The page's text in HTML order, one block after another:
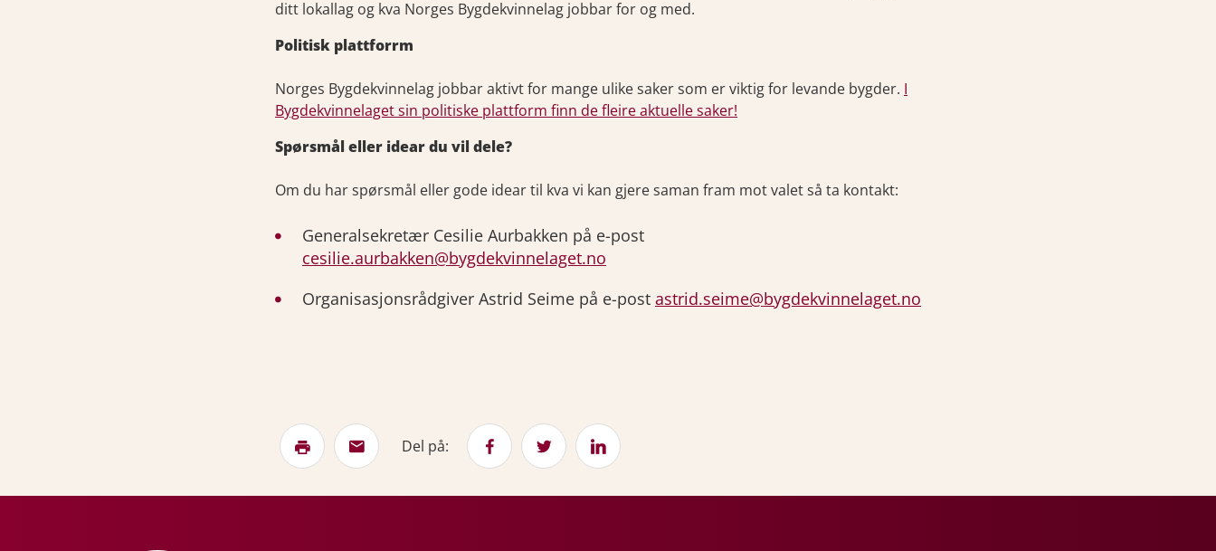
ditt lokallag og kva Norges Bygdekvinnelag jobbar for og med.
Politisk plattforrm
Norges Bygdekvinnelag jobbar aktivt for mange ulike saker som er viktig for levande bygder. I
Bygdekvinnelaget sin politiske plattform finn de fleire aktuelle saker!
Spørsmål eller idear du vil dele?
Om du har spørsmål eller gode idear til kva vi kan gjere saman fram mot valet så ta kontakt:
Generalsekretær Cesilie Aurbakken på e-post
cesilie.aurbakken@bygdekvinnelaget.no
Organisasjonsrådgiver Astrid Seime på e-post astrid.seime@bygdekvinnelaget.no
Del på: